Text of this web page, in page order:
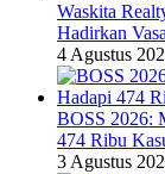
Waskita
Hadirkan
4 Agustus
BOSS 2026:
474 Ribu
3 Agustus